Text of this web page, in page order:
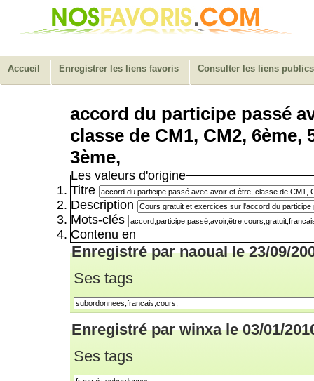
Accueil Enregistrer les liens favoris Consulter les liens publics
accord du participe passé
classe de CM1, CM2, 6ème,
3ème,
Les valeurs d'origine
Titre
Description
Mots-clés
Contenu en
Enregistré par naoual le 23/09/
Ses tags
Enregistré par winxa le 03/01/
Ses tags